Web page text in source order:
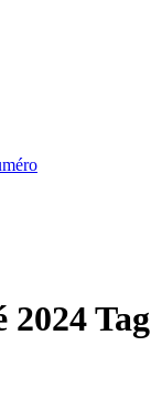
2024 Tag